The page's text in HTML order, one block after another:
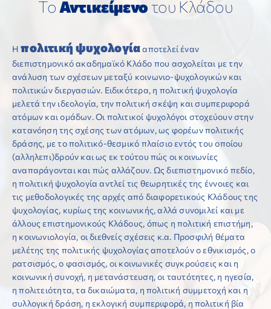
ΕΠΙΣΤΗΜΟΝΙΚΕΣ ΕΚΔΗΛΩΣΕΙΣ
ΣΥΝΔΕΣΜΟΙ
ΑΝΑΚΟΙΝΩΣΕΙΣ
ΕΠΙΚΟΙΝΩΝΙΑ
Το Αντικείμενοτου Κλάδου
Ηπολιτική ψυχολογίααποτελεί έναν
διεπιστημονικό ακαδημαϊκό Κλάδο που ασχολείται με την
ανάλυση των σχέσεων μεταξύ κοινωνιο-ψυχολογικών και
πολιτικών διεργασιών. Ειδικότερα, η πολιτική ψυχολογία
μελετά την ιδεολογία, την πολιτική σκέψη και συμπεριφορά
ατόμων και ομάδων. Οι πολιτικοί ψυχολόγοι στοχεύουν στην
κατανόηση της σχέσης των ατόμων, ως φορέων πολιτικής
δράσης, με το πολιτικό-θεσμικό πλαίσιο εντός του οποίου
(αλληλεπι)δρούν και ως εκ τούτου πώς οι κοινωνίες
αναπαράγονται και πώς αλλάζουν. Ως διεπιστημονικό πεδίο,
η πολιτική ψυχολογία αντλεί τις θεωρητικές της έννοιες και
τις μεθοδολογικές της αρχές από διαφορετικούς Κλάδους της
ψυχολογίας, κυρίως της κοινωνικής, αλλά συνομιλεί και με
άλλους επιστημονικούς Κλάδους, όπως η πολιτική επιστήμη,
η κοινωνιολογία, οι διεθνείς σχέσεις κ.α. Προσφιλή θέματα
μελέτης της πολιτικής ψυχολογίας αποτελούν ο εθνικισμός, ο
ρατσισμός, ο φασισμός, οι κοινωνικές συγκρούσεις και η
κοινωνική συνοχή, η μετανάστευση, οι ταυτότητες, η ηγεσία,
η πολιτειότητα, τα δικαιώματα, η πολιτική συμμετοχή και η
συλλογική δράση, η εκλογική συμπεριφορά, η πολιτική βία